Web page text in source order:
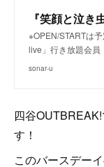
※OPEN/STARTは
live」行き放題会
sonar-u
四谷
す！
このバースデー